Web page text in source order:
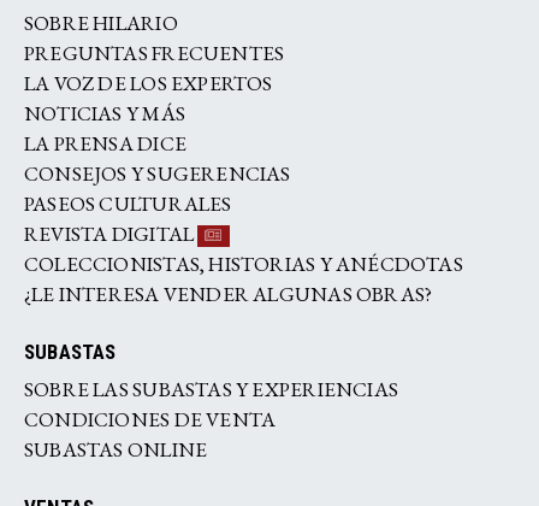
SOBRE HILARIO
PREGUNTAS FRECUENTES
LA VOZ DE LOS EXPERTOS
NOTICIAS Y MÁS
LA PRENSA DICE
CONSEJOS Y SUGERENCIAS
PASEOS CULTURALES
REVISTA DIGITAL
COLECCIONISTAS, HISTORIAS Y ANÉCDOTAS
¿LE INTERESA VENDER ALGUNAS OBRAS?
SUBASTAS
SOBRE LAS SUBASTAS Y EXPERIENCIAS
CONDICIONES DE VENTA
SUBASTAS ONLINE